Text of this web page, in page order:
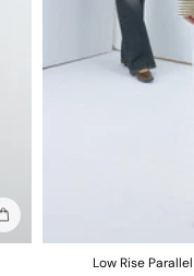
In die Tasche stecken
Low Rise